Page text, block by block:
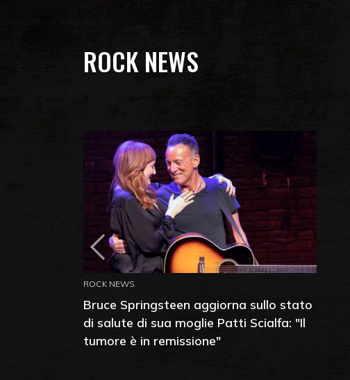
ROCK NEWS
ROCK NEWS
Bruce Springsteen aggiorna sullo stato
di salute di sua moglie Patti Scialfa: "Il
tumore è in remissione"